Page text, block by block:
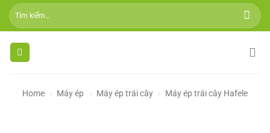
Skip
Tìm
kiếm:
Home » Máy ép » Máy ép trái cây » Máy ép trái cây Hafele